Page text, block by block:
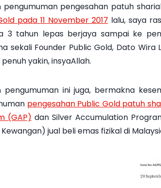
pengumuman pengesahan patuh
pada 11 November 2017 lalu, saya
3 tahun lepas berjaya sampai ke
sekali Founder Public Gold, Dato Wira
yakin, insyaAllah.
pengumuman ini juga, bermakna
pengesahan Public Gold patuh
(GAP) dan Silver Accumulation
jual beli emas fizikal di